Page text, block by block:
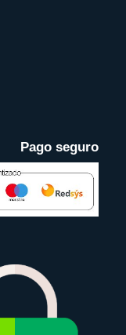
Pago seguro